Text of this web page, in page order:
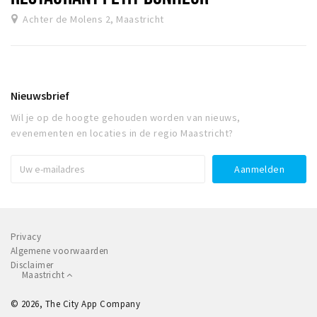
Achter de Molens 2, Maastricht
Nieuwsbrief
Wil je op de hoogte gehouden worden van nieuws,
evenementen en locaties in de regio Maastricht?
Privacy
Algemene voorwaarden
Disclaimer
Maastricht
© 2026, The City App Company